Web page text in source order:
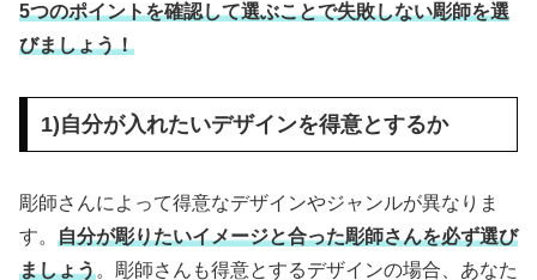
5つのポイントを確認して選ぶことで失敗しない彫師を選
びましょう！
1)自分が入れたいデザインを得意とするか
彫師さんによって得意なデザインやジャンルが異なりま
す。 自分が彫りたいイメージと合った彫師さんを必ず選び
ましょう。彫師さんも得意とするデザインの場合、あなた